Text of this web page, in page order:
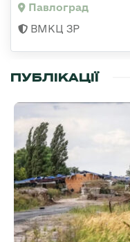
Павлоград
ВМКЦ ЗР
ПУБЛІКАЦІЇ